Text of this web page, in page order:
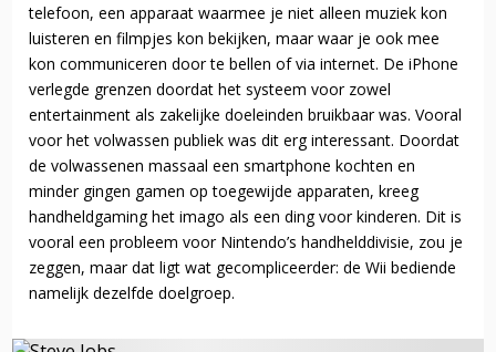
telefoon, een apparaat waarmee je niet alleen muziek kon
luisteren en filmpjes kon bekijken, maar waar je ook mee
kon communiceren door te bellen of via internet. De iPhone
verlegde grenzen doordat het systeem voor zowel
entertainment als zakelijke doeleinden bruikbaar was. Vooral
voor het volwassen publiek was dit erg interessant. Doordat
de volwassenen massaal een smartphone kochten en
minder gingen gamen op toegewijde apparaten, kreeg
handheldgaming het imago als een ding voor kinderen. Dit is
vooral een probleem voor Nintendo’s handhelddivisie, zou je
zeggen, maar dat ligt wat gecompliceerder: de Wii bediende
namelijk dezelfde doelgroep.